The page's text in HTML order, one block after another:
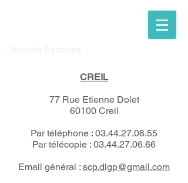
Avocats ​Associés
CREIL
77 Rue Etienne Dolet
60100 Creil
Par téléphone : 03.44.27.06.55
Par télécopie : 03.44.27.06.66
Email général : scp.dlgp@gmail.com